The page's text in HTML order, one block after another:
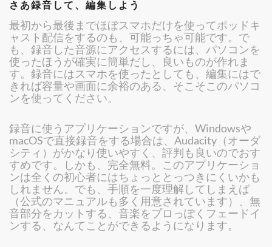
さあ録音して、編集しよう
最初から最後までほぼスマホだけを使ってポッドキ
ャスト配信をするのも、可能っちゃ可能です。で
も、録音した音源にアクセスするには、パソコンを
使ったほうが確実に簡単だし、良いものが作れま
す。録音にはスマホを使ったとしても、編集にはで
きれば容量や画面に余裕のある、そこそこのパソコ
ンを使ってください。
録音に使うアプリケーションですが、Windowsや
macOSで直接録音をする場合は、Audacity（オーダ
シティ）がかなり使いやすく、評判も良いのでおす
すめです。しかも、完全無料。このアプリケーショ
ンは全くの初心者にはちょっととっつきにくいかも
しれません。でも、手順を一度理解してしまえば
（公式のマニュアルも多く用意されています）、無
音部分をカットする、音楽をプロっぽくフェードイ
ンする、なんてことができるようになります。